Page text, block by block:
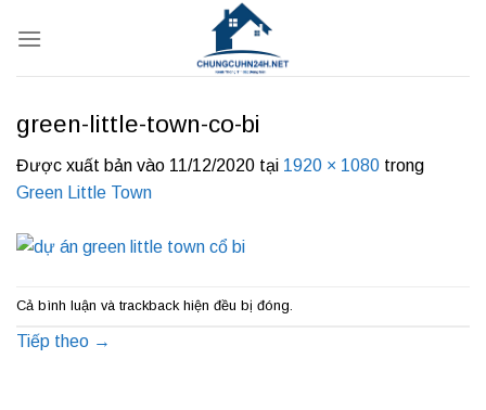
qua
green-little-town-co-bi
Được xuất bản vào 11/12/2020 tại 1920 × 1080 trong
Green Little Town
Cả bình luận và trackback hiện đều bị đóng.
Tiếp theo →